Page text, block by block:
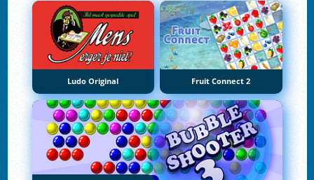
Ludo Original Fruit Connect 2